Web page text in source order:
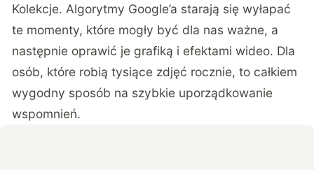
Kolekcje. Algorytmy Google’a starają się wyłapać
te momenty, które mogły być dla nas ważne, a
następnie oprawić je grafiką i efektami wideo. Dla
osób, które robią tysiące zdjęć rocznie, to całkiem
wygodny sposób na szybkie uporządkowanie
wspomnień.